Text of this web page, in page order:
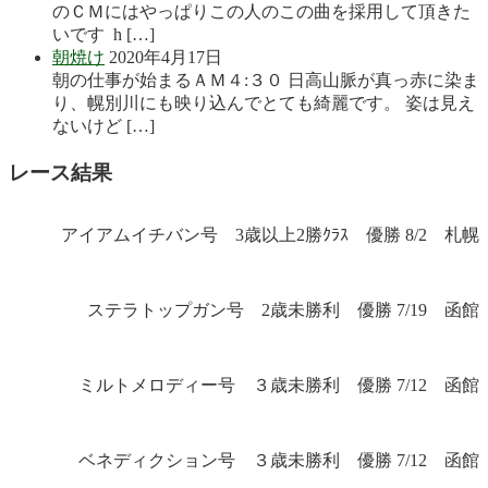
のＣＭにはやっぱりこの人のこの曲を採用して頂きた
いです h […]
朝焼け 2020年4月17日
朝の仕事が始まるＡＭ４:３０ 日高山脈が真っ赤に染ま
り、幌別川にも映り込んでとても綺麗です。 姿は見え
ないけど […]
レース結果
アイアムイチバン号 3歳以上2勝ｸﾗｽ 優勝 8/2 札幌
ステラトップガン号 2歳未勝利 優勝 7/19 函館
ミルトメロディー号 ３歳未勝利 優勝 7/12 函館
ベネディクション号 ３歳未勝利 優勝 7/12 函館